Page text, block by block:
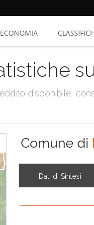
ECONOMIA
disponibile,
Comune di
Dati di Sintesi